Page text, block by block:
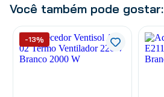
Você também pode gostar:
-13%